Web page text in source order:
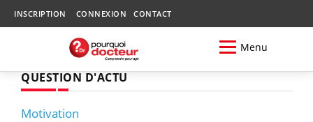
INSCRIPTION CONNEXION CONTACT
Menu
QUESTION D'ACTU
Motivation